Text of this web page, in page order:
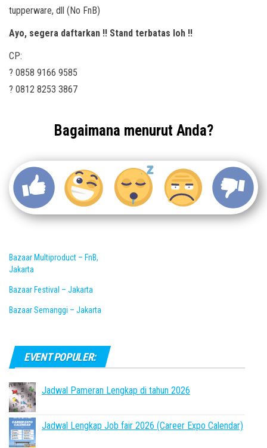
tupperware, dll (No FnB)
Ayo, segera daftarkan !! Stand terbatas loh !!
CP:
? 0858 9166 9585
? 0812 8253 3867
Bagaimana menurut Anda?
Bazaar Multiproduct – FnB,
Jakarta
Bazaar Festival – Jakarta
Bazaar Semanggi – Jakarta
EVENT POPULER:
Jadwal Pameran Lengkap di tahun 2026
Jadwal Lengkap Job fair 2026 (Career Expo Calendar)